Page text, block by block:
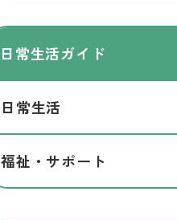
日常生活ガイド
日常生活
福祉・サポート